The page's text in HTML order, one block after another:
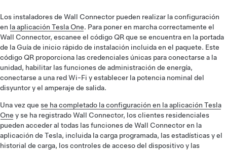
Los instaladores de Wall Connector pueden realizar la configuración
en la aplicación Tesla One. Para poner en marcha correctamente el
Wall Connector, escanee el código QR que se encuentra en la portada
de la Guía de inicio rápido de instalación incluida en el paquete. Este
código QR proporciona las credenciales únicas para conectarse a la
unidad, habilitar las funciones de administración de energía,
conectarse a una red Wi-Fi y establecer la potencia nominal del
disyuntor y el amperaje de salida.
Una vez que se ha completado la configuración en la aplicación Tesla
One y se ha registrado Wall Connector, los clientes residenciales
pueden acceder al todas las funciones de Wall Connector en la
aplicación de Tesla, incluida la carga programada, las estadísticas y el
historial de carga, los controles de acceso del dispositivo y las